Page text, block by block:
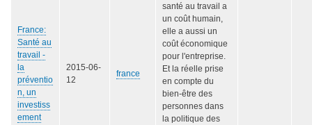
France:
Santé au
travail -
la
préventio
n, un
investiss
ement
2015-06-
12
france
santé au travail a
un coût humain,
elle a aussi un
coût économique
pour l'entreprise.
Et la réelle prise
en compte du
bien-être des
personnes dans
la politique des